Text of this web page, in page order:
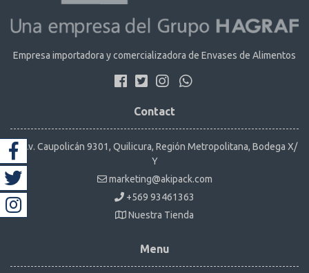
Empresa importadora y comercializadora de Envases de Alimentos
Contact
Av. Caupolicán 9301, Quilicura, Región Metropolitana, Bodega X/
Y
marketing@akipack.com
+569 93461363
Nuestra Tienda
Menu